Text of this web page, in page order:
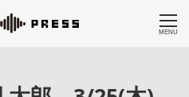
MENU